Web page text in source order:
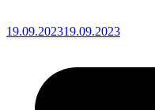
19.09.202319.09.2023